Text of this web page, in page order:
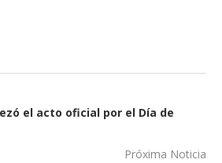
el acto oficial por el Día de
Próxima Noticia